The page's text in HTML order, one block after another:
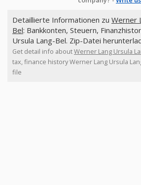
Detaillierte Informationen zu Werner
Bel: Bankkonten, Steuern,
Ursula Lang-Bel. Zip-Datei
Get detail info aboutWerner Lang Ursula
tax, finance history Werner Lang Ursula
file